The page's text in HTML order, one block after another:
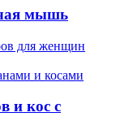
мышь
для женщин
и кос с